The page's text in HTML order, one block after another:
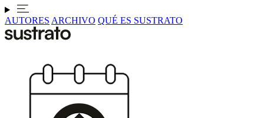
AUTORES ARCHIVO QUÉ ES SUSTRATO